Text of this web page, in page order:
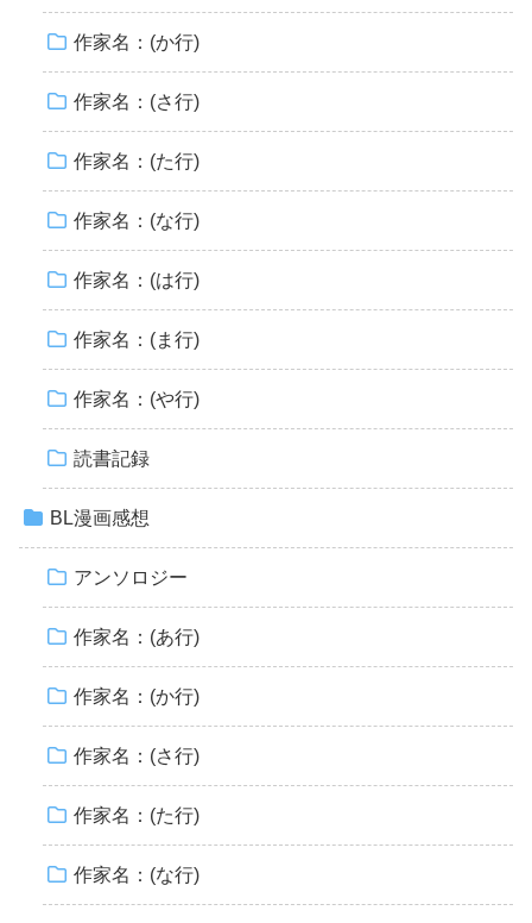
作家名：(か行)
作家名：(さ行)
作家名：(た行)
作家名：(な行)
作家名：(は行)
作家名：(ま行)
作家名：(や行)
読書記録
BL漫画感想
アンソロジー
作家名：(あ行)
作家名：(か行)
作家名：(さ行)
作家名：(た行)
作家名：(な行)